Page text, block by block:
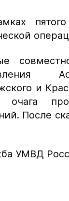
пятого
и
После
УМВД